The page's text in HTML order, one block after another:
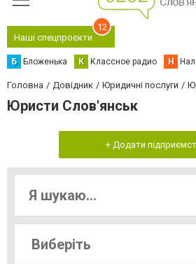
Наші спецпроєкти
12
Б Бложенька К Классное радио Н
Головна Довідник Юридичні послуги
Юристи Слов'янськ
+ Додати